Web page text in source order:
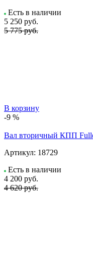
Есть в наличии
5 250 руб.
5 775 руб.
В корзину
-9 %
Вал вторичный КПП
Артикул: 18729
Есть в наличии
4 200 руб.
4 620 руб.